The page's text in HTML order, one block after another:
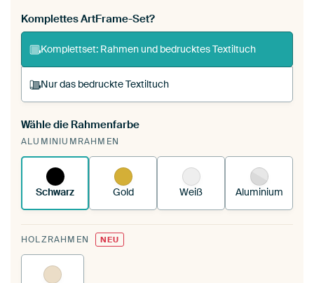
Komplettes ArtFrame-Set?
Komplettset: Rahmen und bedrucktes Textiltuch
Nur das bedruckte Textiltuch
Du spannst einen wechselbaren Textiltuch in
deinen vorhandenen ArtFrame™.
funktioniert es.
Wähle die Rahmenfarbe
ALUMINIUMRAHMEN
Schwarz Gold Weiß Aluminium
HOLZRAHMEN NEU